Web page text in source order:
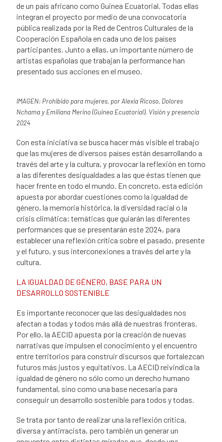
de un país africano como Guinea Ecuatorial. Todas ellas
integran el proyecto por medio de una convocatoria
pública realizada por la Red de Centros Culturales de la
Cooperación Española en cada uno de los países
participantes. Junto a ellas, un importante número de
artistas españolas que trabajan la performance han
presentado sus acciones en el museo.
IMAGEN: Prohibido para mujeres, por Alexia Ricoso, Dolores
Nchama y Emiliana Merino (Guinea Ecuatorial). Visión y presencia
2024
Con esta iniciativa se busca hacer más visible el trabajo
que las mujeres de diversos países están desarrollando a
través del arte y la cultura, y provocar la reflexión en torno
a las diferentes desigualdades a las que éstas tienen que
hacer frente en todo el mundo. En concreto, esta edición
apuesta por abordar cuestiones como la igualdad de
género, la memoria histórica, la diversidad racial o la
crisis climática; temáticas que guiarán las diferentes
performances que se presentarán este 2024, para
establecer una reflexión crítica sobre el pasado, presente
y el futuro, y sus interconexiones a través del arte y la
cultura.
LA IGUALDAD DE GÉNERO, BASE PARA UN
DESARROLLO SOSTENIBLE
Es importante reconocer que las desigualdades nos
afectan a todas y todos más allá de nuestras fronteras.
Por ello, la AECID apuesta por la creación de nuevas
narrativas que impulsen el conocimiento y el encuentro
entre territorios para construir discursos que fortalezcan
futuros más justos y equitativos. La AECID reivindica la
igualdad de género no sólo como un derecho humano
fundamental, sino como una base necesaria para
conseguir un desarrollo sostenible para todos y todas.
Se trata por tanto de realizar una la reflexión crítica,
diversa y antirracista, pero también un generar un